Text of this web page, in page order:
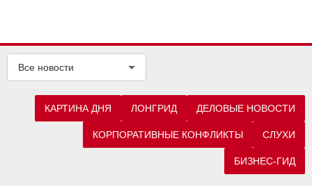
Все новости
КАРТИНА ДНЯ ЛОНГРИД ДЕЛОВЫЕ НОВОСТИ
КОРПОРАТИВНЫЕ КОНФЛИКТЫ СЛУХИ
БИЗНЕС-ГИД